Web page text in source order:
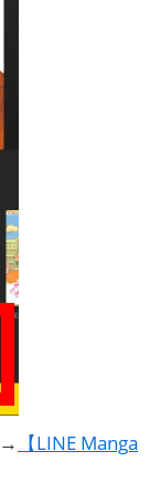
→ 【LINE Manga